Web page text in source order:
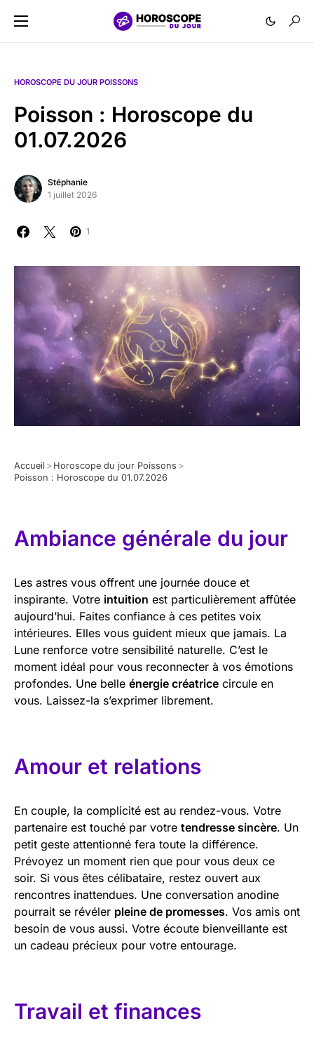
HOROSCOPE DU JOUR POISSONS
Poisson : Horoscope du
01.07.2026
Stéphanie
1 juillet 2026
1
Accueil > Horoscope du jour Poissons >
Poisson : Horoscope du 01.07.2026
Ambiance générale du jour
Les astres vous offrent une journée douce et
inspirante. Votre intuition est particulièrement affûtée
aujourd’hui. Faites confiance à ces petites voix
intérieures. Elles vous guident mieux que jamais. La
Lune renforce votre sensibilité naturelle. C’est le
moment idéal pour vous reconnecter à vos émotions
profondes. Une belle énergie créatrice circule en
vous. Laissez-la s’exprimer librement.
Amour et relations
En couple, la complicité est au rendez-vous. Votre
partenaire est touché par votre tendresse sincère. Un
petit geste attentionné fera toute la différence.
Prévoyez un moment rien que pour vous deux ce
soir. Si vous êtes célibataire, restez ouvert aux
rencontres inattendues. Une conversation anodine
pourrait se révéler pleine de promesses. Vos amis ont
besoin de vous aussi. Votre écoute bienveillante est
un cadeau précieux pour votre entourage.
Travail et finances